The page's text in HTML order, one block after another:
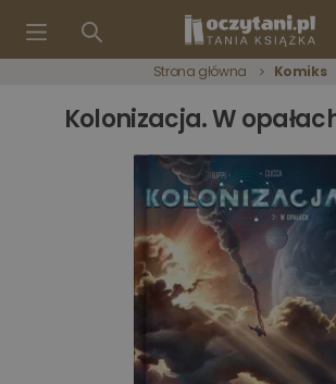
Strona główna Komiks
Kolonizacja. W